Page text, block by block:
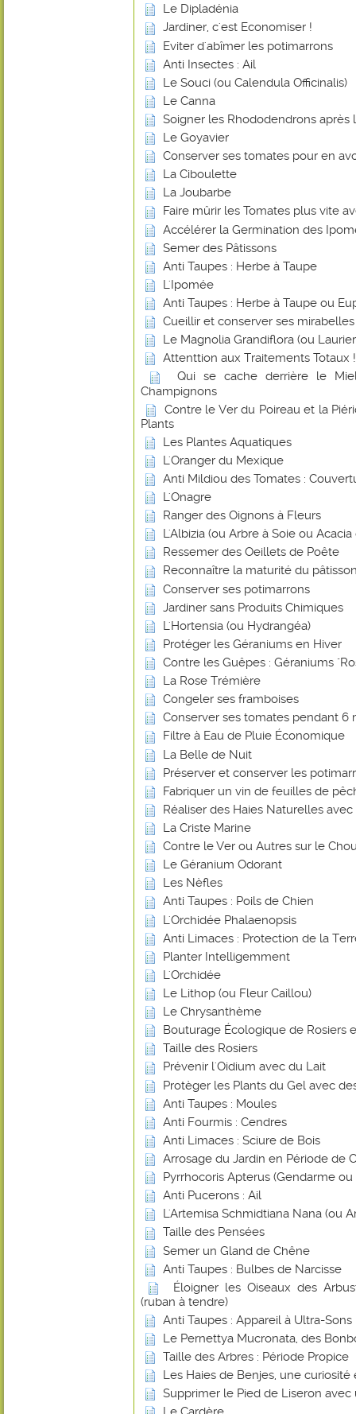
Le Dipladénia
Jardiner, c'est Economiser !
Eviter d'abîmer les potimarrons
Anti Insectes : Ail
Le Souci (ou Calendula Officinalis)
Le Canna
Soigner les Rhododendrons après
Le Goyavier
Conserver ses tomates pour en
La Ciboulette
La Joubarbe
Faire mûrir les Tomates plus vite
Accélérer la Germination des
Semer des Pâtissons
Anti Taupes : Herbe à Taupe
L'Ipomée
Anti Taupes : Herbe à Taupe ou
Cueillir et conserver ses mirabelles
Le Magnolia Grandiflora (ou
Attenttion aux Traitements Totaux !
Qui se cache derrière le
Champignons
Contre le Ver du Poireau et la
Plants
Les Plantes Aquatiques
L'Oranger du Mexique
Anti Mildiou des Tomates :
L'Onagre
Ranger des Oignons à Fleurs
L'Albizia (ou Arbre à Soie ou
Ressemer des Oeillets de Poête
Reconnaître la maturité du
Conserver ses potimarrons
Jardiner sans Produits Chimiques
L'Hortensia (ou Hydrangéa)
Protéger les Géraniums en Hiver
Contre les Guêpes : Géraniums
La Rose Trémière
Congeler ses framboises
Conserver ses tomates pendant 6
Filtre à Eau de Pluie Économique
La Belle de Nuit
Préserver et conserver les
Fabriquer un vin de feuilles de
Réaliser des Haies Naturelles
La Criste Marine
Contre le Ver ou Autres sur le
Le Géranium Odorant
Les Nèfles
Anti Taupes : Poils de Chien
L'Orchidée Phalaenopsis
Anti Limaces : Protection de la
Planter Intelligemment
L'Orchidée
Le Lithop (ou Fleur Caillou)
Le Chrysanthème
Bouturage Écologique de Rosiers
Taille des Rosiers
Prévenir l'Oidium avec du Lait
Protèger les Plants du Gel avec
Anti Taupes : Moules
Anti Fourmis : Cendres
Anti Limaces : Sciure de Bois
Arrosage du Jardin en Période de
Pyrrhocoris Apterus (Gendarme ou
Anti Pucerons : Ail
L'Artemisa Schmidtiana Nana (ou
Taille des Pensées
Semer un Gland de Chêne
Anti Taupes : Bulbes de Narcisse
Éloigner les Oiseaux des
(ruban à tendre)
Anti Taupes : Appareil à Ultra-Sons
Le Pernettya Mucronata, des
Taille des Arbres : Période Propice
Les Haies de Benjes, une
Supprimer le Pied de Liseron